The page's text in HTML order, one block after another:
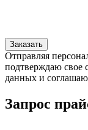
Отправляя
подтверждаю свое
данных и
Запрос